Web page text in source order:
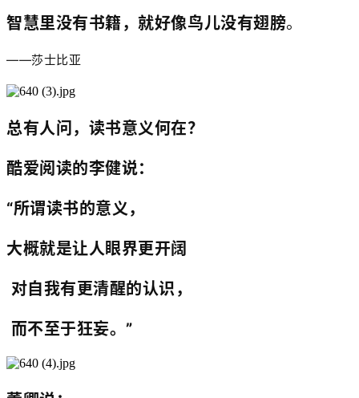
智慧里没有书籍，就好像鸟儿没有翅膀。
——莎士比亚
总有人问，读书意义何在？
酷爱阅读的李健说：
“所谓读书的意义，
大概就是让人眼界更开阔
对自我有更清醒的认识，
而不至于狂妄。”